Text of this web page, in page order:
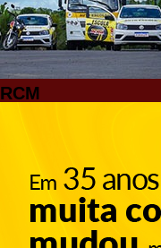
RCM